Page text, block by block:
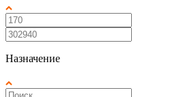
Назначение